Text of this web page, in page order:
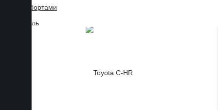
3D Eva с бортами
3D Текстиль